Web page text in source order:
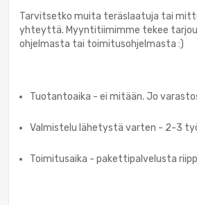
Tarvitsetko muita teräslaatuja tai
yhteyttä. Myyntitiimimme tekee
ohjelmasta tai toimitusohjelmasta :)
Tuotantoaika - ei mitään. Jo
Valmistelu lähetystä varten - 2-3
Toimitusaika - pakettipalvelusta